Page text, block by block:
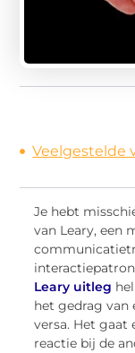
Veelgestelde
Je hebt
van Leary, een
Leary uitleg
het gedrag van
versa. Het gaat
reactie bij de